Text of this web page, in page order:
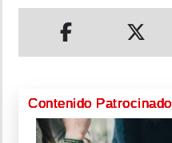
Contenido Patrocinado